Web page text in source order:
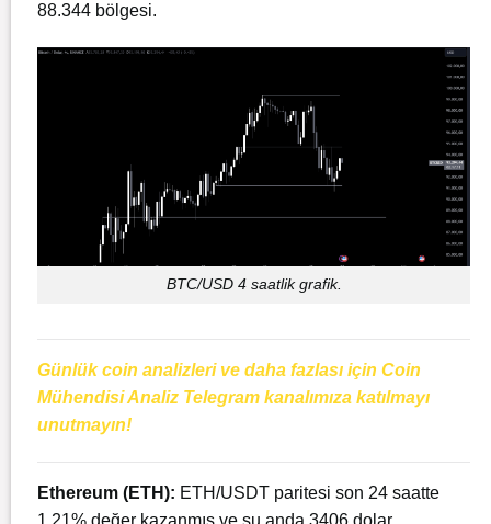
88.344 bölgesi.
BTC/USD 4 saatlik grafik.
Günlük coin analizleri ve daha fazlası için Coin
Mühendisi Analiz Telegram kanalımıza katılmayı
unutmayın!
Ethereum (ETH): ETH/USDT paritesi son 24 saatte
1.21% değer kazanmış ve şu anda 3406 dolar